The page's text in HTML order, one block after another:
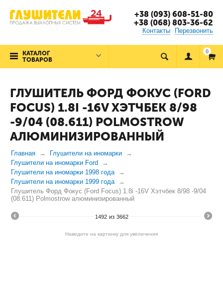
+38 (093) 608-51-80
+38 (068) 803-36-62
Контакты Перезвонить
КАТАЛОГ
ТОВАРОВ
0
ГЛУШИТЕЛЬ ФОРД ФОКУС (FORD
FOCUS) 1.8I -16V ХЭТЧБЕК 8/98
-9/04 (08.611) POLMOSTROW
АЛЮМИНИЗИРОВАННЫЙ
Главная
Глушители на иномарки
Глушители на иномарки Ford
Глушители на иномарки 1998 года
Глушители на иномарки 1999 года
Глушитель Форд Фокус (Ford Focus) 1.8i -16V Хэтчбек 8/98 -9/04
(08.611) Polmostrow алюминизированный
1492 из 3662
Наведите на картинку для увеличения